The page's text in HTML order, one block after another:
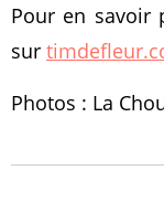
Pour en savoir
sur
Photos : La